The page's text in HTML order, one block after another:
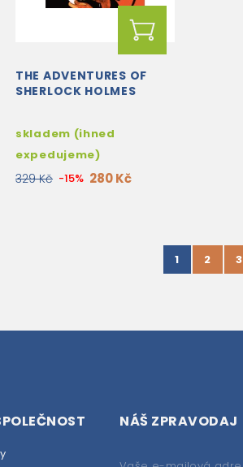
THE ADVENTURES OF
SHERLOCK HOLMES
skladem (ihned
expedujeme)
329 Kč -15% 280 Kč
1 2 3
NÁŠ ZPRAVODAJ